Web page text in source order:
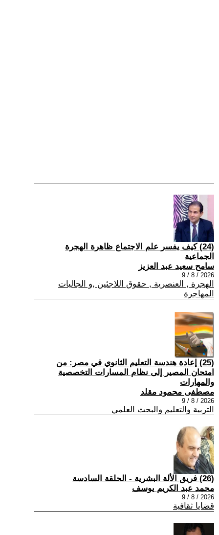
(24) كيف يفسر علم الاجتماع ظاهرة الهجرة
الجماعية
سامح سعيد عبد العزيز
2026 / 8 / 9
الهجرة , العنصرية , حقوق اللاجئين ,و الجاليات
المهاجرة
(25) إعادة هندسة التعليم الثانوي في مصر: من
امتحان المصير إلى نظام المسارات التخصصية
والمهارات
مصطفى محمود مقلد
2026 / 8 / 9
التربية والتعليم والبحث العلمي
(26) فريق الألة البشرية - الحلقة السادسة
محمد عبد الكريم يوسف
2026 / 8 / 9
قضايا ثقافية